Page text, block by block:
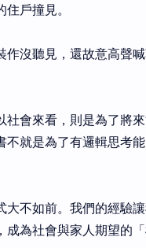
戶撞見。
沒聽見，還故意高聲
會來看，則是為了將
就是為了有邏輯思考
不如前。我們的經驗
為社會與家人期望的「